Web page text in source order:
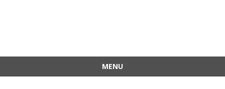
MENU